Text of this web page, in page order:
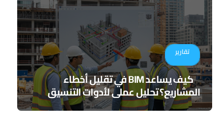
تقارير
كيف يساعد BIM في تقليل أخطاء
المشاريع؟ تحليل عملي لأدوات التنسيق
الرقمي